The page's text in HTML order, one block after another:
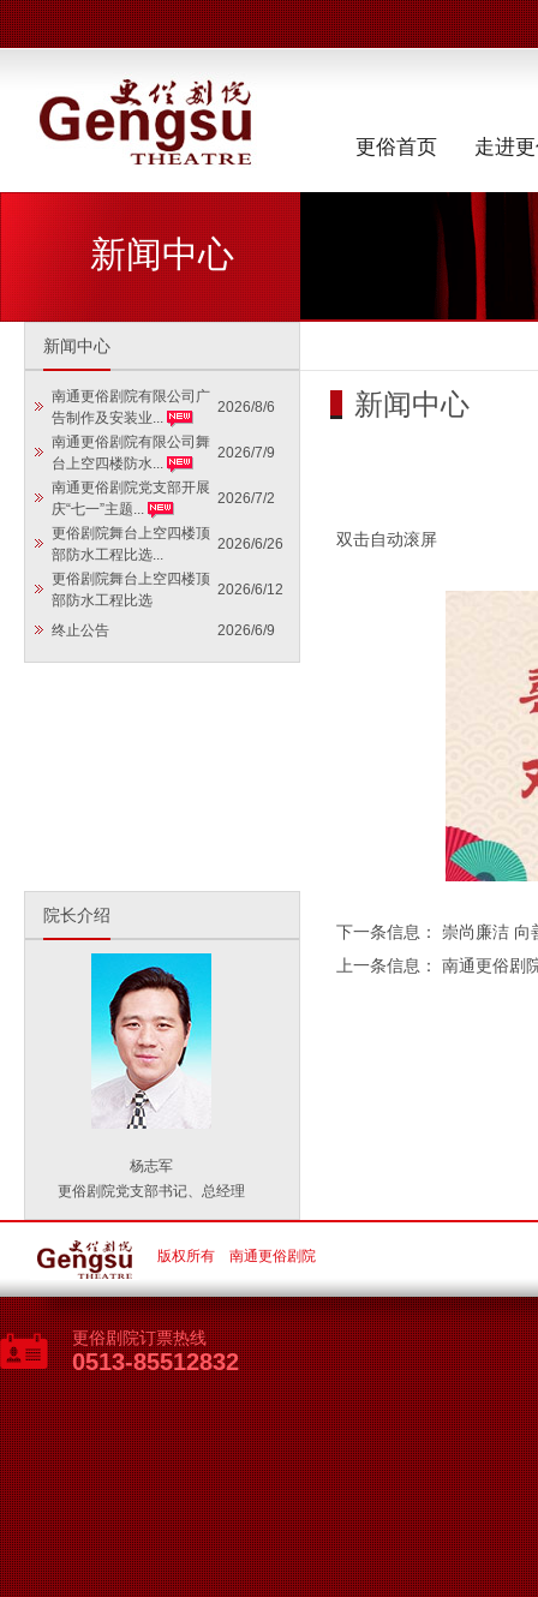
更俗首页 走进
新闻中心
新闻中心
南通更俗剧院有限公司广
告制作及安装业...
2026/8/6
南通更俗剧院有限公司舞
台上空四楼防水...
2026/7/9
南通更俗剧院党支部开展
庆“七一”主题...
2026/7/2
更俗剧院舞台上空四楼顶
部防水工程比选...
2026/6/26
更俗剧院舞台上空四楼顶
部防水工程比选
2026/6/12
终止公告 2026/6/9
院长介绍
杨志军
更俗剧院党支部书记、总经理
新闻中心
双击自动滚屏
下一条信息： 崇尚廉洁 向
上一条信息： 南通更俗剧
版权所有 南通更俗剧院
更俗剧院订票热线
0513-85512832